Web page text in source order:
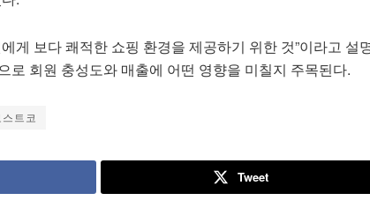
게 보다 쾌적한 쇼핑 환경을 제공하기 위한 것”이라고 설
로 회원 충성도와 매출에 어떤 영향을 미칠지 주목된다.
스트코
Tweet